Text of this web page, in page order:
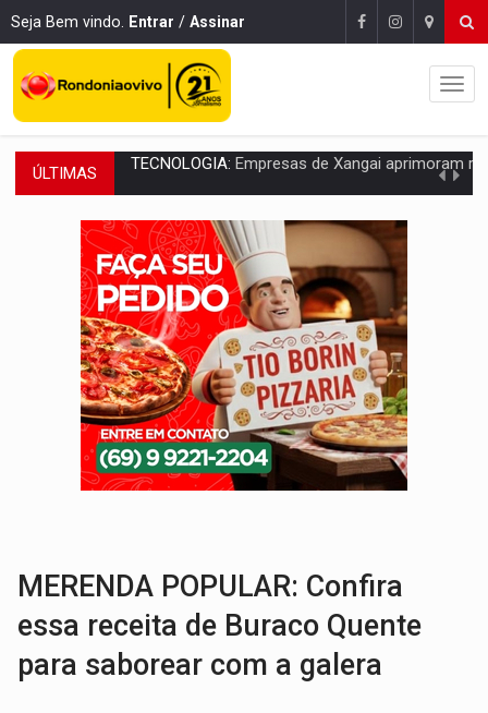
Seja Bem vindo. Entrar / Assinar
ÚLTIMAS PROTEGE A TERRA: China descobre como explodir asteroide com bomba
VÍDEO:Motociclista morre após bater na traseira de
PARECE UM NUGGET:Essa receita com frango virou o meu
EMPREENDEDORISMO: 7 negócios que podem começar com pouco dinheiro e
GIGANTE DA AMÉRICA:Brasil reúne dimensão continental e posição
INDEPENDÊNCIA:10 dicas importantes para quem quer
VARCENA:Cientistas descobrem nova espécie de rã em florestas
BARGANHA:Vai comprar celular usado? Veja como consultar o
MERENDA POPULAR: Confira
essa receita de Buraco Quente
para saborear com a galera